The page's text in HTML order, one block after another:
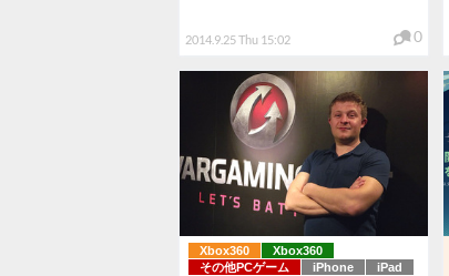
2014.9.25 Thu 15:02 0
Xbox360
Xbox360
その他PCゲーム
iPhone
iPad